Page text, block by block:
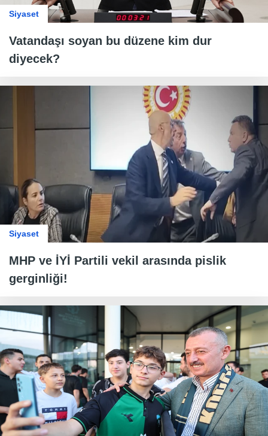
Siyaset
Vatandaşı soyan bu düzene kim dur
diyecek?
Siyaset
MHP ve İYİ Partili vekil arasında pislik
gerginliği!